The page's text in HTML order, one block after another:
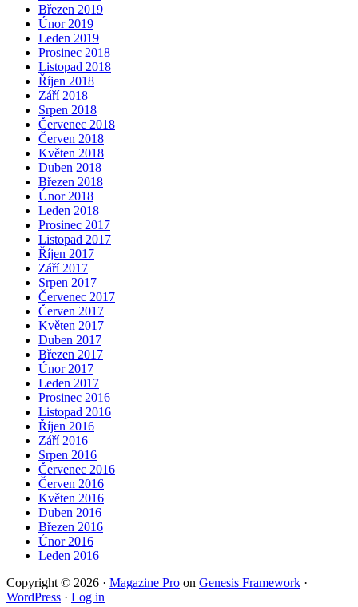
Březen 2019
Únor 2019
Leden 2019
Prosinec 2018
Listopad 2018
Říjen 2018
Září 2018
Srpen 2018
Červenec 2018
Červen 2018
Květen 2018
Duben 2018
Březen 2018
Únor 2018
Leden 2018
Prosinec 2017
Listopad 2017
Říjen 2017
Září 2017
Srpen 2017
Červenec 2017
Červen 2017
Květen 2017
Duben 2017
Březen 2017
Únor 2017
Leden 2017
Prosinec 2016
Listopad 2016
Říjen 2016
Září 2016
Srpen 2016
Červenec 2016
Červen 2016
Květen 2016
Duben 2016
Březen 2016
Únor 2016
Leden 2016
Copyright © 2026 · Magazine Pro on Genesis Framework ·
WordPress · Log in